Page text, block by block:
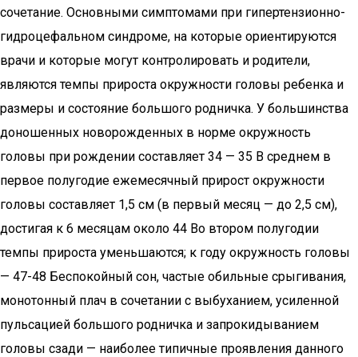
сочетание. Основными симптомами при гипертензионно-
гидроцефальном синдроме, на которые ориентируются
врачи и которые могут контролировать и родители,
являются темпы прироста окружности головы ребенка и
размеры и состояние большого родничка. У большинства
доношенных новорожденных в норме окружность
головы при рождении составляет 34 — 35 В среднем в
первое полугодие ежемесячный прирост окружности
головы составляет 1,5 см (в первый месяц — до 2,5 см),
достигая к 6 месяцам около 44 Во втором полугодии
темпы прироста уменьшаются; к году окружность головы
— 47-48 Беспокойный сон, частые обильные срыгивания,
монотонный плач в сочетании с выбуханием, усиленной
пульсацией большого родничка и запрокидыванием
головы сзади — наиболее типичные проявления данного